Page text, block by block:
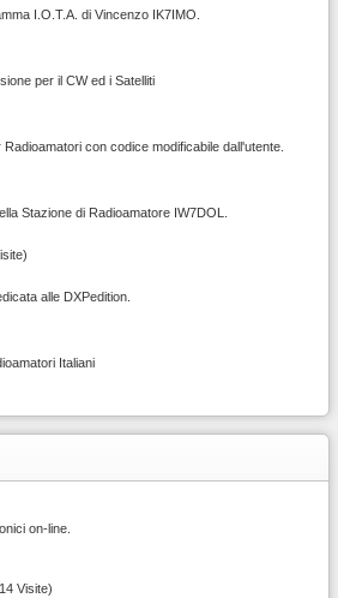
I.O.T.A. di Vincenzo IK7IMO.
per il CW ed i Satelliti
con codice modificabile dall'utente.
Stazione di Radioamatore IW7DOL.
alle DXPedition.
Italiani
on-line.
Visite)